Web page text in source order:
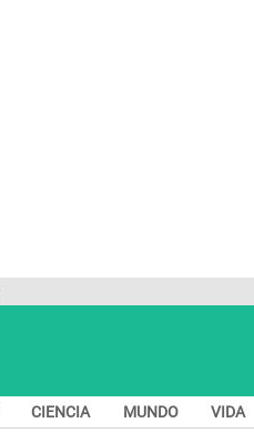
CIENCIA MUNDO VIDA